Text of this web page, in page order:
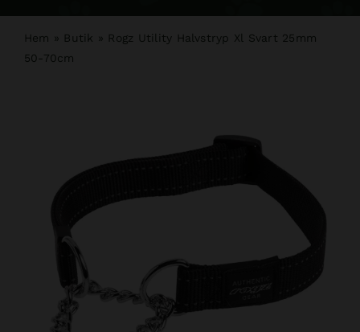
Hundsalong
Hem » Butik » Rogz Utility Halvstryp Xl Svart 25mm
50-70cm